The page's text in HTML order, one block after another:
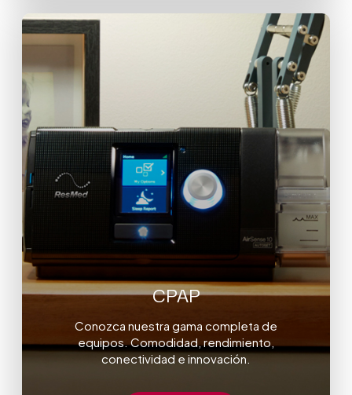
CPAP
Conozca nuestra gama completa de
equipos. Comodidad, rendimiento,
conectividad e innovación.